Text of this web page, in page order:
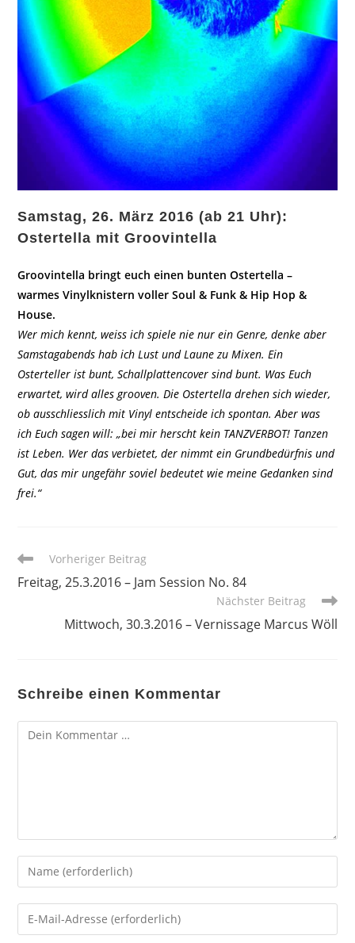
Samstag, 26. März 2016 (ab 21 Uhr):
Ostertella mit Groovintella
Groovintella bringt euch einen bunten Ostertella –
warmes Vinylknistern voller Soul & Funk & Hip Hop &
House.
Wer mich kennt, weiss ich spiele nie nur ein Genre, denke aber
Samstagabends hab ich Lust und Laune zu Mixen. Ein
Osterteller ist bunt, Schallplattencover sind bunt. Was Euch
erwartet, wird alles grooven. Die Ostertella drehen sich wieder,
ob ausschliesslich mit Vinyl entscheide ich spontan. Aber was
ich Euch sagen will: „bei mir herscht kein TANZVERBOT! Tanzen
ist Leben. Wer das verbietet, der nimmt ein Grundbedürfnis und
Gut, das mir ungefähr soviel bedeutet wie meine Gedanken sind
frei.“
Weitere
ansehen
Vorheriger Beitrag
Freitag, 25.3.2016 – Jam Session No. 84
Nächster Beitrag
Mittwoch, 30.3.2016 – Vernissage Marcus Wöll
Schreibe einen Kommentar
Kommentar
Gib
deinen
Namen
oder
Gib
deine